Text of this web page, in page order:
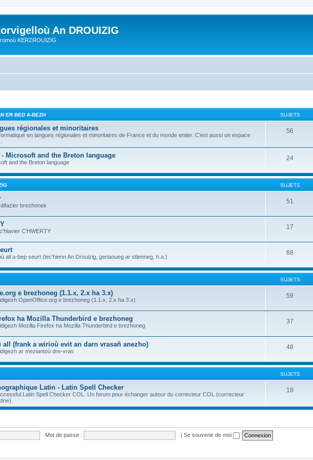
An DROUIZIG
KERZROUIZIG
ER BED A-BEZH SUJETS
régionales et minoritaires
en langues régionales et minoritaires de France et du monde entier. C'est aussi un espace
56
Microsoft and the Breton language
and the Breton language
24
SUJETS
brezhonek
51
C'HWERTY
17
all a-bep seurt (lec'hienn An Drouizig, geriaoueg ar stlenneg, h.a.)
68
SUJETS
e brezhoneg (1.1.x, 2.x ha 3.x)
OpenOffice.org e brezhoneg (1.1.x, 2.x ha 3.x)
59
ha Mozilla Thunderbird e brezhoneg
Mozilla Firefox ha Mozilla Thunderbird e brezhoneg
37
(frank a wirioù evit an darn vrasañ anezho)
ar meziantoù dre-vras
48
SUJETS
Latin - Latin Spell Checker
Latin Spell Checker COL. Un forum pour échanger autour du correcteur COL (correcteur
18
Mot de passe : | Se souvenir de moi